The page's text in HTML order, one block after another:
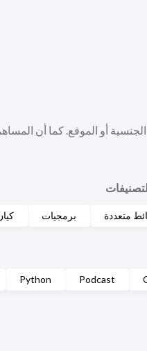
أو الموقع. كما أن
متعددة برمجيات
Podcast
Python